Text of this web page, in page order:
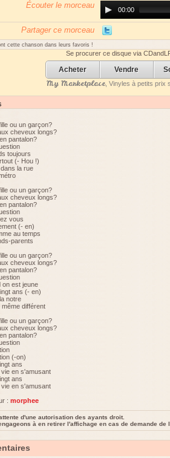
Écouter le morceau
Player00:00
Partager ce morceau
cette chanson dans leurs favoris !
Se procurer ce disque via
Acheter Vendre
My Marketplace, Vinyles à petits prix
ou un garçon?
cheveux longs?
pantalon?
toujours
(- Hou !)
la rue
ou un garçon?
cheveux longs?
pantalon?
vous
(- en)
au temps
parents
ou un garçon?
cheveux longs?
pantalon?
on est jeune
ans (- en)
notre
différent
ou un garçon?
cheveux longs?
pantalon?
(-on)
ans
en s'amusant
ans
en s'amusant
: morphee
d'une autorisation des ayants droit.
à en retirer l'affichage en cas de demande de